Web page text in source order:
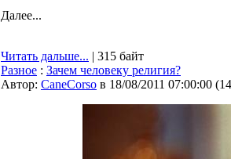
Далее...
Читать дальше... | 315 байт
Разное : Зачем человеку религия?
Автор: CaneCorso в 18/08/2011 07:00:00 (